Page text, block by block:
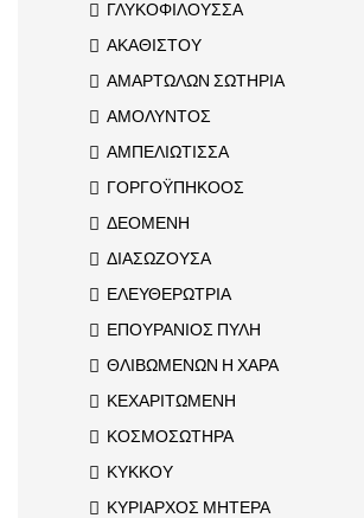
ΓΛΥΚΟΦΙΛΟΥΣΣΑ
ΑΚΑΘΙΣΤΟΥ
ΑΜΑΡΤΩΛΩΝ ΣΩΤΗΡΙΑ
ΑΜΟΛΥΝΤΟΣ
ΑΜΠΕΛΙΩΤΙΣΣΑ
ΓΟΡΓΟΫΠΗΚΟΟΣ
ΔΕΟΜΕΝΗ
ΔΙΑΣΩΖΟΥΣΑ
ΕΛΕΥΘΕΡΩΤΡΙΑ
ΕΠΟΥΡΑΝΙΟΣ ΠΥΛΗ
ΘΛΙΒΩΜΕΝΩΝ Η ΧΑΡΑ
ΚΕΧΑΡΙΤΩΜΕΝΗ
ΚΟΣΜΟΣΩΤΗΡΑ
ΚΥΚΚΟΥ
ΚΥΡΙΑΡΧΟΣ ΜΗΤΕΡΑ